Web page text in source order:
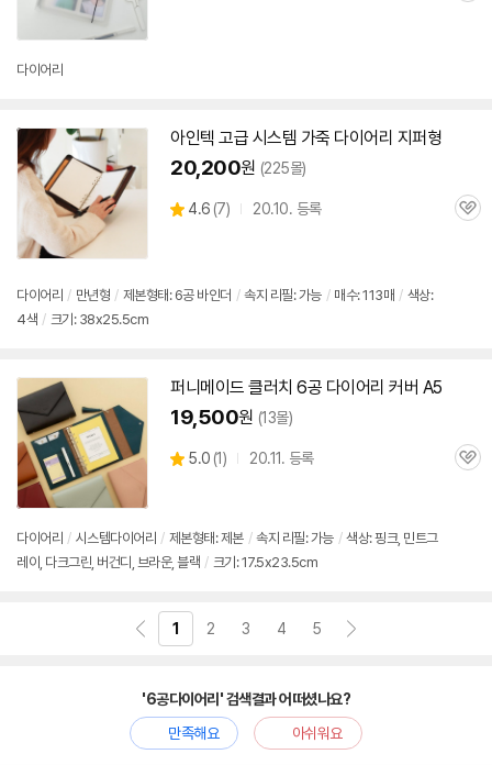
다이어리
아인텍 고급 시스템 가죽 다이어리 지퍼형
20,200원 (225몰)
별
4.6 (상
7) 20.10. 등록
관
다이어리 / 만년형 / 제본형태: 6공바인더 / 속지 리필: 가능 / 매수: 113매 / 색상:
4색 / 크기: 38x25.5cm
퍼니메이드 클러치 6공 다이어리 커버 A5
19,500원 (13몰)
별
5.0 (상
뷰
1) 20.11. 등록
관
다이어리 / 시스템다이어리 / 제본형태: 제본 / 속지 리필: 가능 / 색상: 핑크, 민트그
레이, 다크그린, 버건디, 브라운, 블랙 / 크기: 17.5x23.5cm
1 2 3 4 5
'6공다이어리' 검색결과 어떠셨나요?
만족해요
아쉬워요